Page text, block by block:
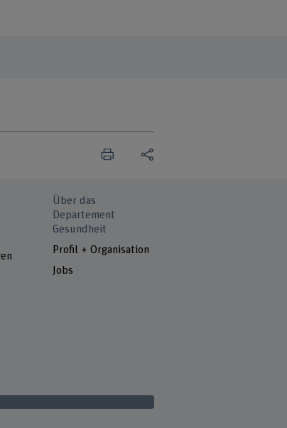
Über das
Departement
Gesundheit
Profil + Organisation
Jobs